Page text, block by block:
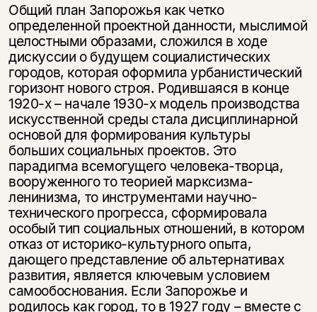
Общий план Запорожья как четко
определенной проектной данности, мыслимой
целостными образами, сложился в ходе
дискуссии о будущем социалистических
городов, которая оформила урбанистический
горизонт нового строя. Родившаяся в конце
1920-х – начале 1930-х модель производства
искусственной среды стала дисциплинарной
основой для формирования культуры
больших социальных проектов. Это
парадигма всемогущего человека-творца,
вооруженного то теорией марксизма-
ленинизма, то инструментами научно-
технического прогресса, сформировала
особый тип социальных отношений, в котором
отказ от историко-культурного опыта,
дающего представление об альтернативах
развития, является ключевым условием
самообоснования. Если Запорожье и
родилось как город, то в 1927 году – вместе с